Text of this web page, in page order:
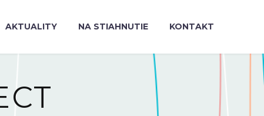
AKTUALITY NA STIAHNUTIE KONTAKT